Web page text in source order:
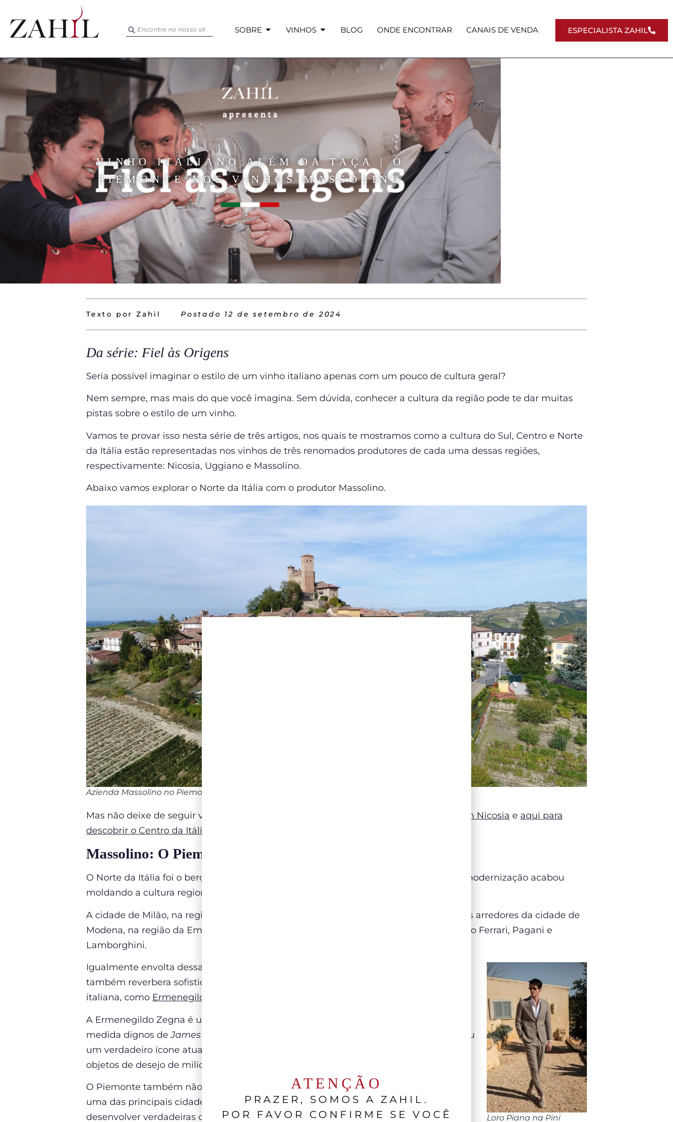
SOBRE VINHOS BLOG ONDE ENCONTRAR CANAIS DE VENDA ESPECIALISTA ZAHIL
VINHO ITALIANO ALÉM DA TAÇA | O
PIEMONTE NOS VINHOS MASSOLINO
Texto por Zahil Postado 12 de setembro de 2024
Da série: Fiel às Origens
Seria possível imaginar o estilo de um vinho italiano apenas com um pouco de cultura geral?
Nem sempre, mas mais do que você imagina. Sem dúvida, conhecer a cultura da região pode te dar muitas
pistas sobre o estilo de um vinho.
Vamos te provar isso nesta série de três artigos, nos quais te mostramos como a cultura do Sul, Centro e Norte
da Itália estão representadas nos vinhos de três renomados produtores de cada uma dessas regiões,
respectivamente: Nicosia, Uggiano e Massolino.
Abaixo vamos explorar o Norte da Itália com o produtor Massolino.
Azienda Massolino no Piemonte
Mas não deixe de seguir viagem depois! Clique aqui para conhecer o Sul da Itália com Nicosia e aqui para
descobrir o Centro da Itália com Uggiano
Massolino: O Piemonte em sabores de vinho italiano
O Norte da Itália foi o berço da industrialização do país. E a riqueza gerada por essa modernização acabou
moldando a cultura regional – que está entrelaçada na riqueza e no luxo.
A cidade de Milão, na região da Lombardia, virou sinônimo da alta costura italiana. Os arredores da cidade de
Modena, na região da Emilia-Romagna, ficaram conhecidos pelos carros de luxo como Ferrari, Pagani e
Lamborghini.
Loro Piana na Pini
Igualmente envolta dessa atmosfera luxuosa do Norte da Itália, a região do Piemonte
também reverbera sofisticação. Foi lá que nasceram grandes marcas de alta costura
italiana, como Ermenegildo Zegna
A Ermenegildo Zegna é uma marca amplamente renomada pelos seus ternos sob
medida dignos deJames Bond
. Já a Loro Piana virou
um verdadeiro ícone atual do
objetos de desejo de milionários discretos ao redor do mundo.
O Piemonte também não fica para trás no design de carros esportivos de luxo. Turim,
uma das principais cidades da região, é sede da
Pininfarina– empresa famosa por
desenvolver verdadeiras obras de arte sobre rodas para grandes marcas, como a
ATENÇÃO
PRAZER, SOMOS A ZAHIL.
POR FAVOR CONFIRME SE VOCÊ